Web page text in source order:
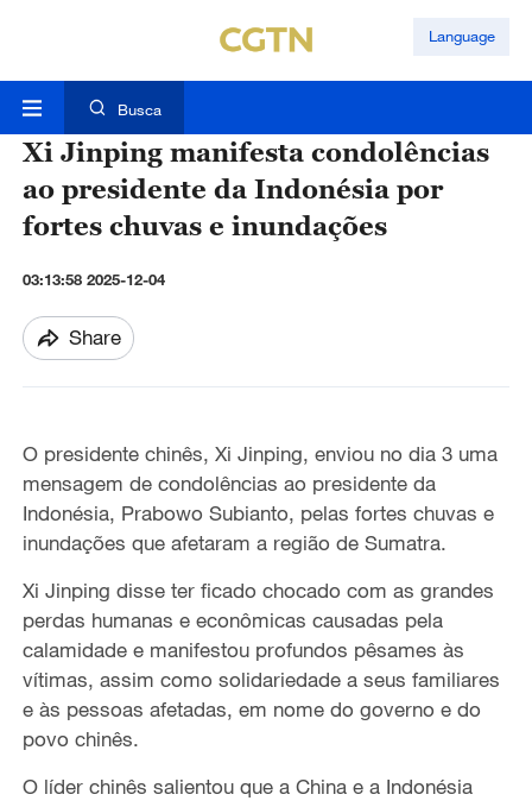
Language
Busca
Xi Jinping manifesta condolências
ao presidente da Indonésia por
fortes chuvas e inundações
03:13:58 2025-12-04
Share
O presidente chinês, Xi Jinping, enviou no dia 3 uma
mensagem de condolências ao presidente da
Indonésia, Prabowo Subianto, pelas fortes chuvas e
inundações que afetaram a região de Sumatra.
Xi Jinping disse ter ficado chocado com as grandes
perdas humanas e econômicas causadas pela
calamidade e manifestou profundos pêsames às
vítimas, assim como solidariedade a seus familiares
e às pessoas afetadas, em nome do governo e do
povo chinês.
O líder chinês salientou que a China e a Indonésia